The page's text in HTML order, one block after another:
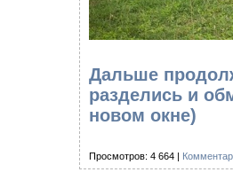
Дальше
разделись и
новом окне)
Просмотров: 4 664 |